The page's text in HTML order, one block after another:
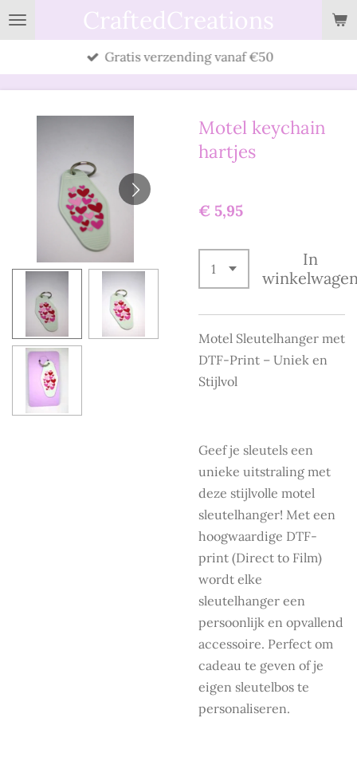
Ga
direct
CraftedCreations
Gratis verzending vanaf €50
Motel keychain
hartjes
€ 5,95
In
Motel Sleutelhanger met
DTF-Print – Uniek en
Stijlvol
Geef je sleutels een
unieke uitstraling met
deze stijlvolle motel
sleutelhanger! Met een
hoogwaardige DTF-
print (Direct to Film)
wordt elke
sleutelhanger een
persoonlijk en opvallend
accessoire. Perfect om
cadeau te geven of je
eigen sleutelbos te
personaliseren.